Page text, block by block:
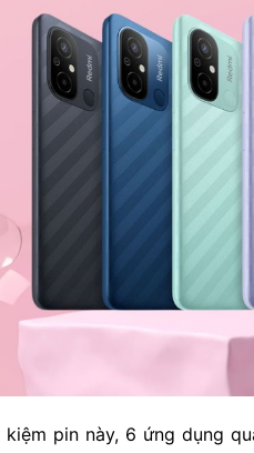
pin này, 6 ứng dụng